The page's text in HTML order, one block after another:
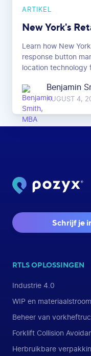
ARTIKEL
New York's
Learn how New
response button
location technology
Benjamin
AUGUST 4,
Schrijf je
RTLS OPLOSSINGEN
Industrie 4.0
WIP en materiaalstroom
Beheer van
Forklift Collision
Herbruikbare